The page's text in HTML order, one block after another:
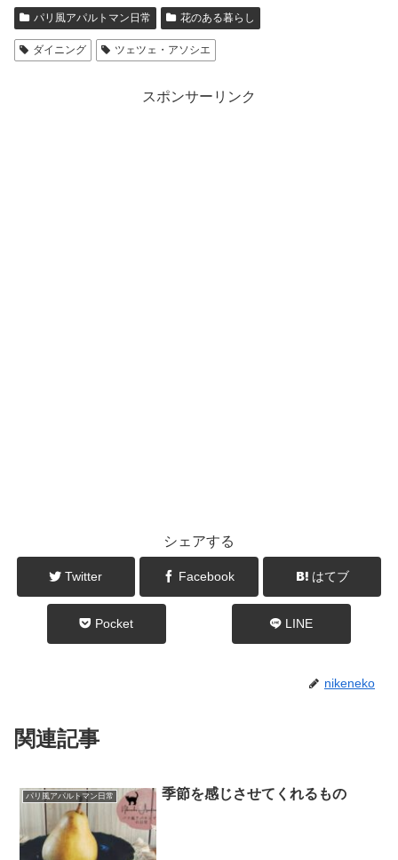
パリ風アパルトマン日常 花のある暮らし
ダイニング ツェツェ・アソシエ
スポンサーリンク
シェアする
Twitter Facebook はてブ
Pocket LINE
nikeneko
関連記事
パリ風アパルトマン日常 季節を感じさせてくれるもの